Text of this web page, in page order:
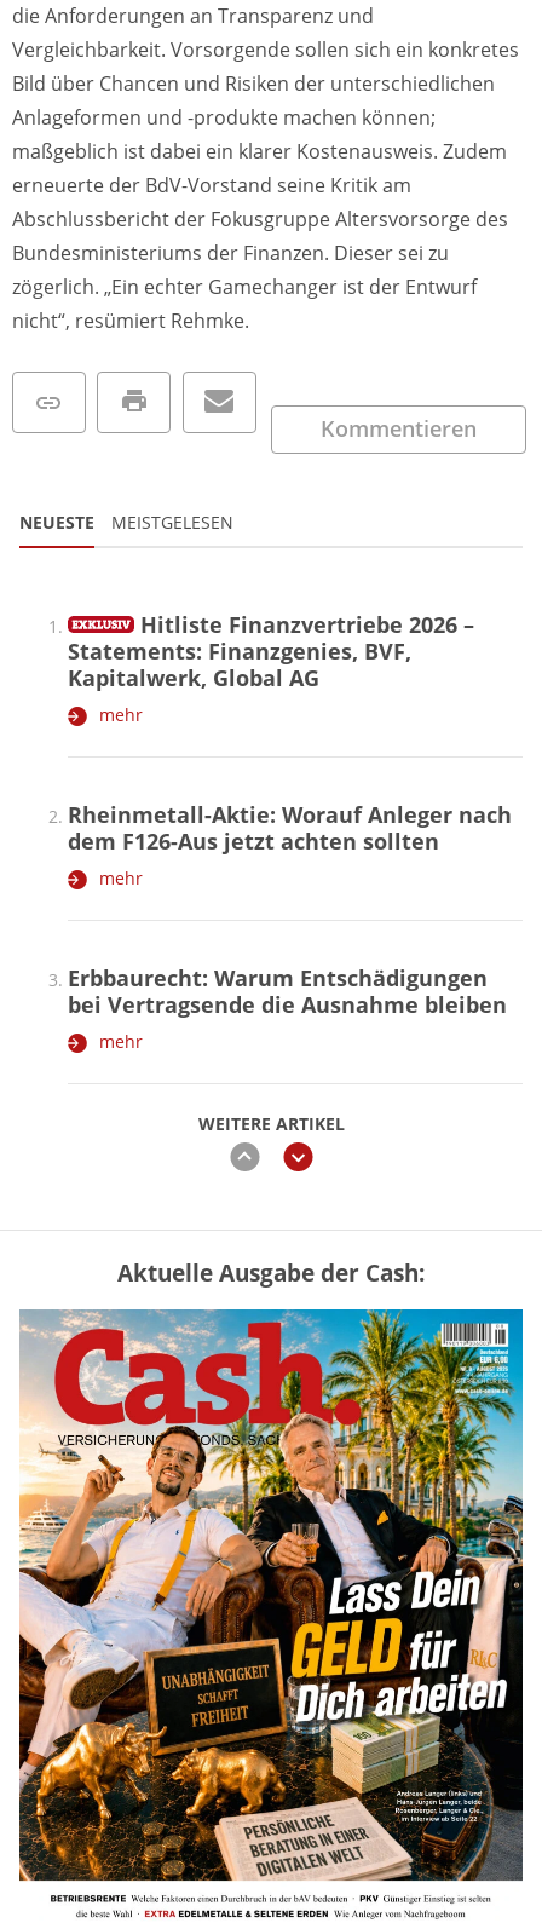
die Anforderungen an Transparenz und
Vergleichbarkeit. Vorsorgende sollen sich ein konkretes
Bild über Chancen und Risiken der unterschiedlichen
Anlageformen und -produkte machen können;
maßgeblich ist dabei ein klarer Kostenausweis. Zudem
erneuerte der BdV-Vorstand seine Kritik am
Abschlussbericht der Fokusgruppe Altersvorsorge des
Bundesministeriums der Finanzen. Dieser sei zu
zögerlich. „Ein echter Gamechanger ist der Entwurf
nicht“, resümiert Rehmke.
Kommentieren
NEUESTE MEISTGELESEN
WEITERE ARTIKEL
zurückweiter
Hitliste Finanzvertriebe 2026 –
Statements: Finanzgenies, BVF,
Kapitalwerk, Global AG
mehr
Rheinmetall-Aktie: Worauf Anleger nach
dem F126-Aus jetzt achten sollten
mehr
Erbbaurecht: Warum Entschädigungen
bei Vertragsende die Ausnahme bleiben
mehr
WEITERE ARTIKEL
zurückweiter
„Jung kauft Alt“ 2026: Neue Förderung im
Überblick – Tabelle mit Kreditbeträgen
und Einkommensgrenzen
mehr
Mütterrente III Tabelle: So viel Renten-
Nachzahlung ist pro Kind möglich
mehr
Apple-Aktie nach Quartalszahlen: Ist der
Kursrückgang jetzt eine Kaufchance?
mehr
Aktuelle Ausgabe der Cash: